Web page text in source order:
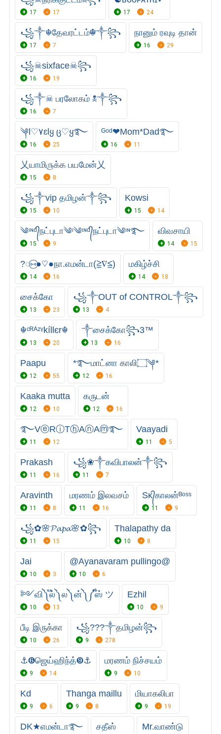
17 17 17 24
꧁༒☬தேவரட்டம்☬༒꧂
17 7
நானும் ரவுடி தான்
16 29
꧁☠︎sixface☠︎꧂
16 19
꧁༒☠︎ பரலோகம் ☠︎༒꧂
16 7
༆Ɩ♡۷ɛƖყ ც♡ყ࿐
16 25
ᴳᵒᵈ❤Mom*Dad࿐
16 11
乂யாமி௫க்க பயமேன்乂
15 8
꧁༒vip தமிழன்༒꧂
15 10
Kowsi
15 14
༄ᶦᶰᵈ᭄நட்புடா༄ᶦ༄ᶦᶰᵈ᭄நட்புடா༄ᶦᶰ࿐
15 9
விவசாயி
14 15
?◌⑅⃝●♡●நா.எமன்டா(≧∇≦)
14 16
மகிழ்ச்சி
14 18
சைக்கோ
13 23
꧁༒OUT of CONTROL༒꧂
13 4
☬ᶜᴿᴬᶻᵞkíllєr☬
13 20
༒சைக்கோ꧂3™
13 16
Paapu
12 55
*࿐மாட்னா காலி۝༆*‌
12 16
Kaaka mutta
12 10
கருடன்
12 16
࿐VⓔRⓘTⓗAⓝAⓜ࿐
11 12
Vaayadi
11 5
Prakash
11 16
꧁❀༒கவிபாலன்༒꧂
11 7
Aravinth
11 8
மரணம் இலவசம்
11 16
Sᴋ᭄காலன்ᴮᵒˢˢ
11 9
꧁✿🌸𝓟𝓪𝓹𝓪🌸✿꧂
11 15
Thalapathy da
10 8
Jai
10 3
@Ayanavaram pullingo@
10 6
༻வி༽ ֟ல்༽ ல༽ ன்༽ ༼֟ஸ் ツ
10 13
Ezhil
10 9
பீடி இருக்கா
10 26
꧁?︎?︎?︎༒தமிழன்꧂
9 278
⚓❻ஜெய்ஹிந்த்❾⚓
9 14
மரணம் நிச்சயம்
9 10
Kd
9 6
Thanga maillu
9 8
மியாகலிபா
9 19
DK★எமன்டா࿐ சதீஸ் Mr.வாண்டு